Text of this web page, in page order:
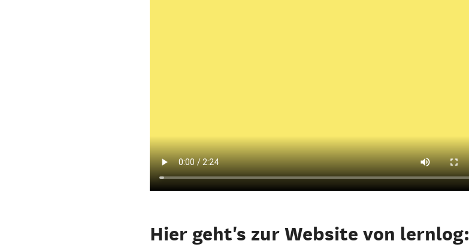
Hier geht's zur Website von lernlog: